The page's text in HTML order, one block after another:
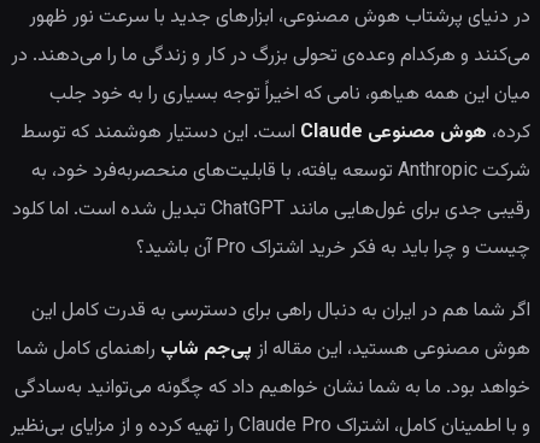
در دنیای پرشتاب هوش مصنوعی، ابزارهای جدید با سرعت نور ظهور
می‌کنند و هرکدام وعده‌ی تحولی بزرگ در کار و زندگی ما را می‌دهند. در
میان این همه هیاهو، نامی که اخیراً توجه بسیاری را به خود جلب
کرده، هوش مصنوعی Claude
است. این دستیار هوشمند که توسط
شرکت Anthropic توسعه یافته، با قابلیت‌های منحصربه‌فرد خود، به
رقیبی جدی برای غول‌هایی مانند ChatGPT تبدیل شده است. اما کلود
چیست و چرا باید به فکر خرید اشتراک Pro آن باشید؟
اگر شما هم در ایران به دنبال راهی برای دسترسی به قدرت کامل این
هوش مصنوعی هستید، این مقاله از پی‌جم شاپ راهنمای کامل شما
خواهد بود. ما به شما نشان خواهیم داد که چگونه می‌توانید به‌سادگی
و با اطمینان کامل، اشتراک Claude Pro را تهیه کرده و از مزایای بی‌نظیر